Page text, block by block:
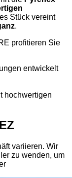
Stück vereint
.
profitieren Sie
entwickelt
hochwertigen
variieren. Wir
zu wenden, um